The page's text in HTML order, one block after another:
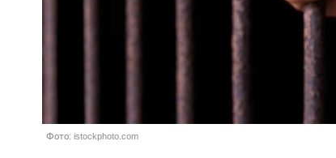
Фото: istockphoto.com